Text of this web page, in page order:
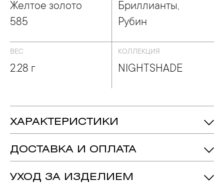
Желтое золото
585
Бриллианты,
Рубин
ВЕС
2.28 г
КОЛЛЕКЦИЯ
NIGHTSHADE
ХАРАКТЕРИСТИКИ
Вставка: Бриллиант - Количество: 4,
подробнее
Рубин - Количество: 1, Форма: «Груша»,
Цвет: 3 , Чистота: 2
ДОСТАВКА И ОПЛАТА
УХОД ЗА ИЗДЕЛИЕМ